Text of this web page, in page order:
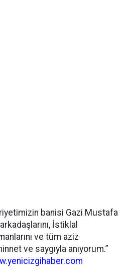
banisi Gazi Mustafa
İstiklal
ve tüm aziz
ve saygıyla anıyorum.”